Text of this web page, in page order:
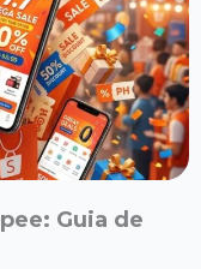
Guia de